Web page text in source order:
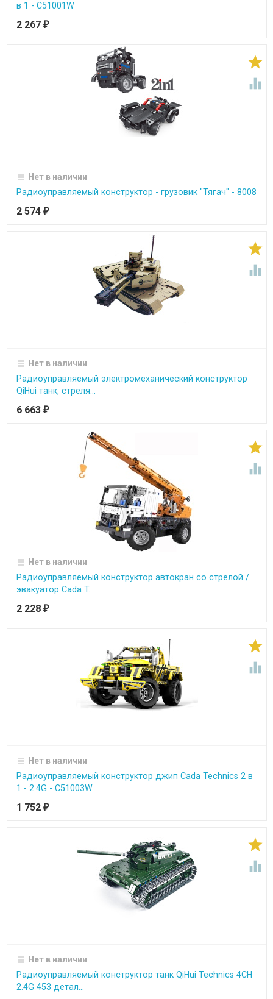
в 1 - C51001W
2 267 ₽


Нет в наличии
Радиоуправляемый конструктор - грузовик "Тягач" - 8008
2 574 ₽


Нет в наличии
Радиоуправляемый электромеханический конструктор
QiHui танк, стреля...
6 663 ₽


Нет в наличии
Радиоуправляемый конструктор автокран со стрелой /
эвакуатор Cada T...
2 228 ₽


Нет в наличии
Радиоуправляемый конструктор джип Cada Technics 2 в
1 - 2.4G - C51003W
1 752 ₽


Нет в наличии
Радиоуправляемый конструктор танк QiHui Technics 4CH
2.4G 453 детал...